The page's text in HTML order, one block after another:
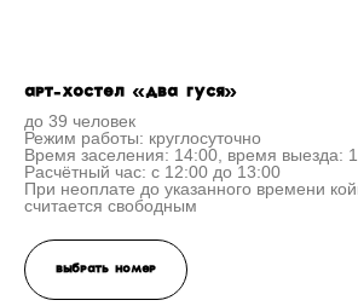
АРТ-ХОСТЕЛ «ДВА ГУСЯ»
до 39 человек
Режим работы: круглосуточно
Время заселения: 14:00, время выезда:
Расчётный час: с 12:00 до 13:00
При неоплате до указанного времени
считается свободным
Выбрать номер